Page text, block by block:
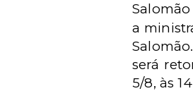
a
será
5/8, às